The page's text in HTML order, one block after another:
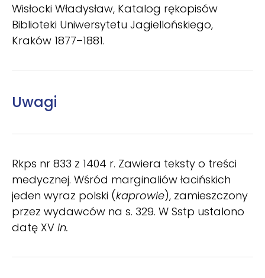
Wisłocki Władysław, Katalog rękopisów
Biblioteki Uniwersytetu Jagiellońskiego,
Kraków 1877–1881.
Uwagi
Rkps nr 833 z 1404 r. Zawiera teksty o treści
medycznej. Wśród marginaliów łacińskich
jeden wyraz polski (kaprowie), zamieszczony
przez wydawców na s. 329. W Sstp ustalono
datę XV in.